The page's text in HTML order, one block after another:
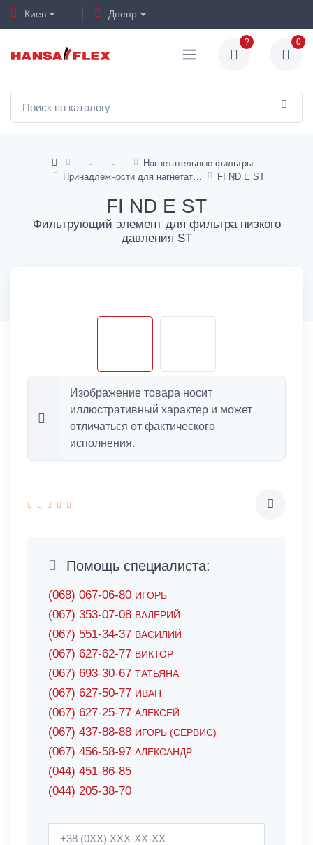
Киев Днепр
? 0
Нагнетательные фильтры
FI ND E ST
FI ND E ST
Фильтрующий элемент для фильтра низкого
давления ST
Изображение товара носит
иллюстративный характер и может
отличаться от фактического
исполнения.
Помощь специалиста:
(068) 067-06-80 ИГОРЬ
(067) 353-07-08 ВАЛЕРИЙ
(067) 551-34-37 ВАСИЛИЙ
(067) 627-62-77 ВИКТОР
(067) 693-30-67 ТАТЬЯНА
(067) 627-50-77 ИВАН
(067) 627-25-77 АЛЕКСЕЙ
(067) 437-88-88 ИГОРЬ (СЕРВИС)
(067) 456-58-97 АЛЕКСАНДР
(044) 451-86-85
(044) 205-38-70